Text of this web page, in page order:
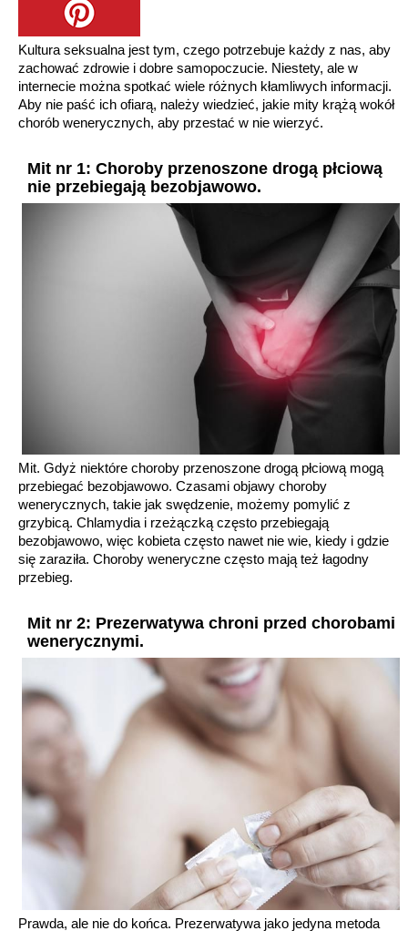
Kultura seksualna jest tym, czego potrzebuje każdy z nas, aby
zachować zdrowie i dobre samopoczucie. Niestety, ale w
internecie można spotkać wiele różnych kłamliwych informacji.
Aby nie paść ich ofiarą, należy wiedzieć, jakie mity krążą wokół
chorób wenerycznych, aby przestać w nie wierzyć.
Mit nr 1: Choroby przenoszone drogą płciową
nie przebiegają bezobjawowo.
Mit. Gdyż niektóre choroby przenoszone drogą płciową mogą
przebiegać bezobjawowo. Czasami objawy choroby
wenerycznych, takie jak swędzenie, możemy pomylić z
grzybicą. Chlamydia i rzeżączką często przebiegają
bezobjawowo, więc kobieta często nawet nie wie, kiedy i gdzie
się zaraziła. Choroby weneryczne często mają też łagodny
przebieg.
Mit nr 2: Prezerwatywa chroni przed chorobami
wenerycznymi.
Prawda, ale nie do końca. Prezerwatywa jako jedyna metoda